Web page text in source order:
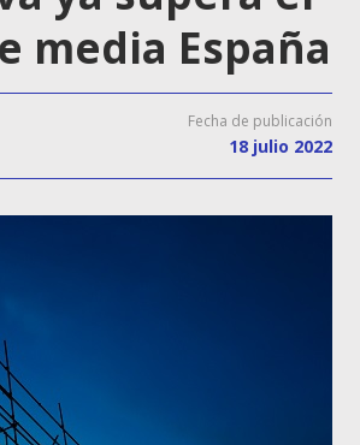
media España
Fecha de publicación
18 julio 2022